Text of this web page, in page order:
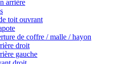
arrière
toit ouvrant
de coffre / malle / hayon
droit
gauche